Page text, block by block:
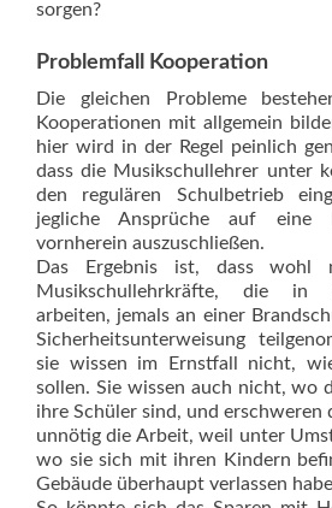
sorgen?
Problemfall Kooperation
Die gleichen Probleme
Kooperationen mit allgemein
hier wird in der Regel peinlich
dass die Musikschullehrer unter
den regulären Schulbetrieb
jegliche Ansprüche auf eine
vornherein auszuschließen.
Das Ergebnis ist, dass wohl
Musikschullehrkräfte, die in
arbeiten, jemals an einer
Sicherheitsunterweisung
sie wissen im Ernstfall nicht,
sollen. Sie wissen auch nicht, wo
ihre Schüler sind, und erschweren
unnötig die Arbeit, weil unter
wo sie sich mit ihren Kindern
Gebäude überhaupt verlassen